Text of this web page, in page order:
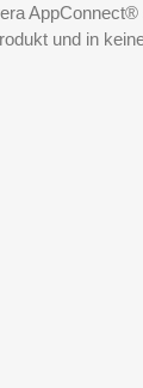
und in